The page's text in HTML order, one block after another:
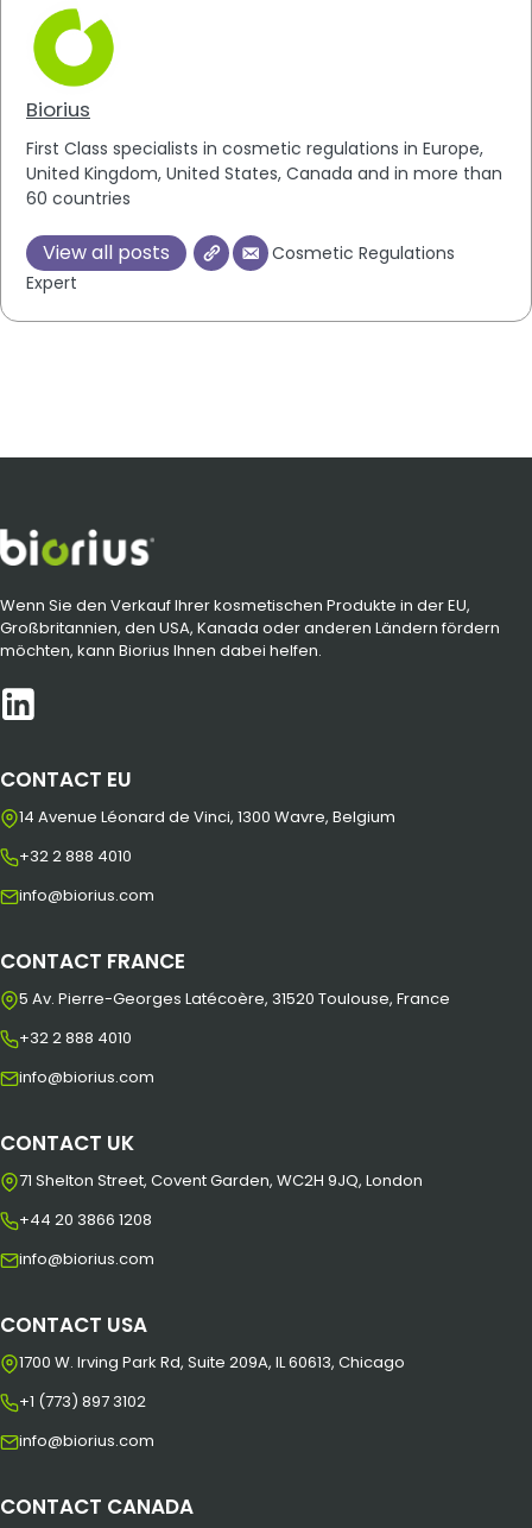
Biorius
First Class specialists in cosmetic regulations in Europe,
United Kingdom, United States, Canada and in more than
60 countries
View all posts
Cosmetic Regulations
Expert
Wenn Sie den Verkauf Ihrer kosmetischen Produkte in der EU,
Großbritannien, den USA, Kanada oder anderen Ländern fördern
möchten, kann Biorius Ihnen dabei helfen.
CONTACT EU
14 Avenue Léonard de Vinci, 1300 Wavre, Belgium
+32 2 888 4010
info@biorius.com
CONTACT FRANCE
5 Av. Pierre-Georges Latécoère, 31520 Toulouse, France
+32 2 888 4010
info@biorius.com
CONTACT UK
71 Shelton Street, Covent Garden, WC2H 9JQ, London
+44 20 3866 1208
info@biorius.com
CONTACT USA
1700 W. Irving Park Rd, Suite 209A, IL 60613, Chicago
+1 (773) 897 3102
info@biorius.com
CONTACT CANADA